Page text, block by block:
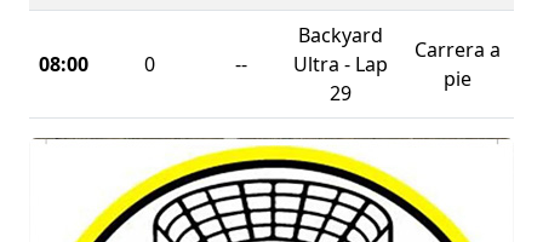
08:00 0 --
Backyard
Ultra - Lap
29
Carrera a
pie